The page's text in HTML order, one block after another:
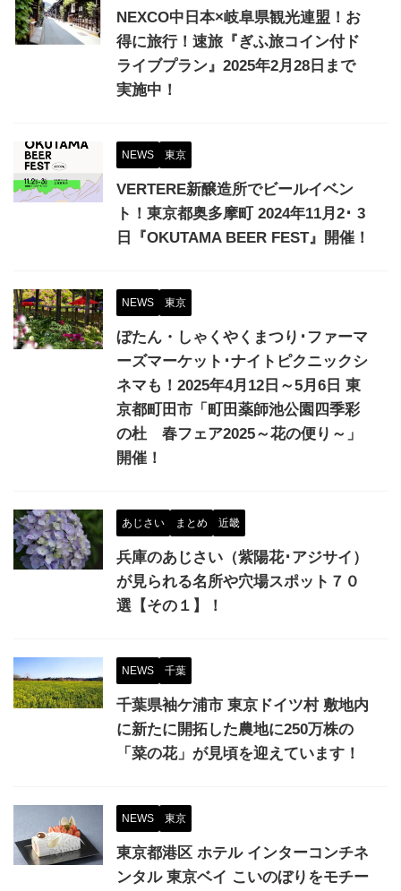
NEXCO中日本×岐阜県観光連盟！お
得に旅行！速旅『ぎふ旅コイン付ド
ライブプラン』2025年2月28日まで
実施中！
NEWS 東京
VERTERE新醸造所でビールイベン
ト！東京都奥多摩町 2024年11月2･ 3
日『OKUTAMA BEER FEST』開催！
NEWS 東京
ぼたん・しゃくやくまつり･ファーマ
ーズマーケット･ナイトピクニックシ
ネマも！2025年4月12日～5月6日 東
京都町田市「町田薬師池公園四季彩
の杜 春フェア2025～花の便り～」
開催！
あじさい まとめ 近畿
兵庫のあじさい（紫陽花･アジサイ）
が見られる名所や穴場スポット７０
選【その１】！
NEWS 千葉
千葉県袖ケ浦市 東京ドイツ村 敷地内
に新たに開拓した農地に250万株の
「菜の花」が見頃を迎えています！
NEWS 東京
東京都港区 ホテル インターコンチネ
ンタル 東京ベイ こいのぼりをモチー